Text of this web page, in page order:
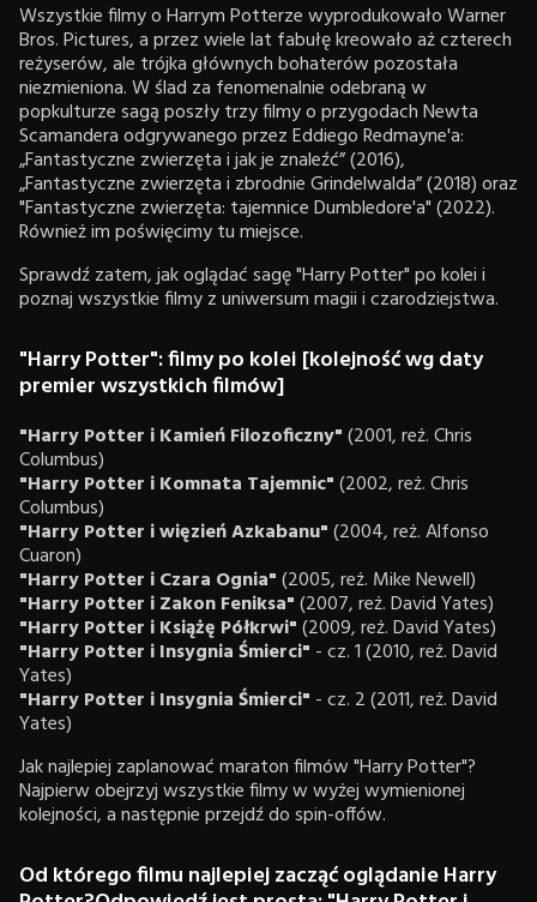
Wszystkie filmy o Harrym Potterze wyprodukowało Warner
Bros. Pictures, a przez wiele lat fabułę kreowało aż czterech
reżyserów, ale trójka głównych bohaterów pozostała
niezmieniona. W ślad za fenomenalnie odebraną w
popkulturze sagą poszły trzy filmy o przygodach Newta
Scamandera odgrywanego przez Eddiego Redmayne'a:
„Fantastyczne zwierzęta i jak je znaleźć” (2016),
„Fantastyczne zwierzęta i zbrodnie Grindelwalda” (2018) oraz
"Fantastyczne zwierzęta: tajemnice Dumbledore'a" (2022).
Również im poświęcimy tu miejsce.
Sprawdź zatem, jak oglądać sagę "Harry Potter" po kolei i
poznaj wszystkie filmy z uniwersum magii i czarodziejstwa.
"Harry Potter": filmy po kolei [kolejność wg daty
premier wszystkich filmów]
"Harry Potter i Kamień Filozoficzny"(2001, reż. Chris
Columbus)
"Harry Potter i Komnata Tajemnic"(2002, reż. Chris
Columbus)
"Harry Potter i więzień Azkabanu"(2004, reż. Alfonso
Cuaron)
"Harry Potter i Czara Ognia"(2005, reż. Mike Newell)
"Harry Potter i Zakon Feniksa"(2007, reż. David Yates)
"Harry Potter i Książę Półkrwi"(2009, reż. David Yates)
"Harry Potter i Insygnia Śmierci" - cz. 1 (2010, reż. David
Yates)
"Harry Potter i Insygnia Śmierci" - cz. 2 (2011, reż. David
Yates)
Jak najlepiej zaplanować maraton filmów "Harry Potter"?
Najpierw obejrzyj wszystkie filmy w wyżej wymienionej
kolejności, a następnie przejdź do spin-offów.
Od którego filmu najlepiej zacząć oglądanie Harry